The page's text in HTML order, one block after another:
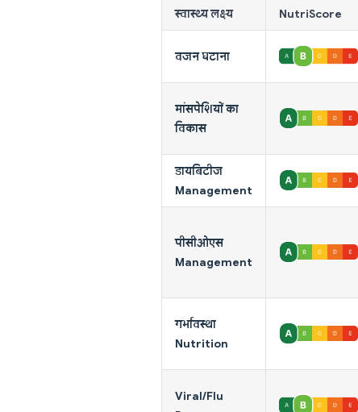
स्वास्थ्य लक्ष्य NutriScore
वजन घटाना
मांसपेशियों का
विकास
डायबिटीज
Management
पीसीओएस
Management
गर्भावस्था
Nutrition
Viral/Flu